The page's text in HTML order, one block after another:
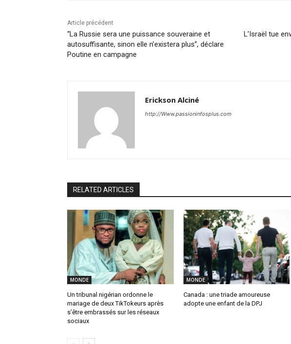
Article précédent
“La Russie sera une puissance souveraine et
autosuffisante, sinon elle n’existera plus”, déclare
Poutine en campagne
L’Israël tue
Erickson Alciné
http://Www.passioninfosplus.com
RELATED ARTICLES
MONDE
Un tribunal nigérian ordonne le
mariage de deux TikTokeurs après
s’être embrassés sur les réseaux
sociaux
MONDE
Canada : une triade amoureuse
adopte une enfant de la DPJ